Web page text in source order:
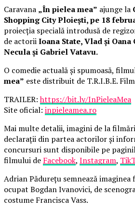
Caravana „În pielea mea” ajunge la
Shopping City Ploiești, pe 18
proiecția specială introdusă de
de actoriiIoana State, Vlad și
Necula și Gabriel Vatavu.
O comedie actuală și spumoasă,
mea” este distribuit de T.R.I.B.E.
TRAILER:https://bit.ly/InPieleaMea
Site oficial: inpieleamea.ro
Mai multe detalii, imagini de la
declarații din partea actorilor și
concursuri sunt disponibile pe
filmului de Facebook, Instagram,
Adrian Pădurețu semnează
ocupat Bogdan Ivanovici, de
costume Francisca Vass.